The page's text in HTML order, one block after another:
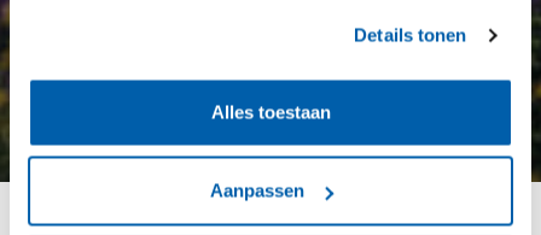
Details tonen
Alles toestaan
Aanpassen